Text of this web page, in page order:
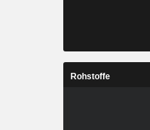
Rohstoffe